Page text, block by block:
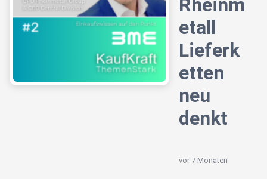
Rheinm
etall
Lieferk
etten
neu
denkt
vor 7 Monaten